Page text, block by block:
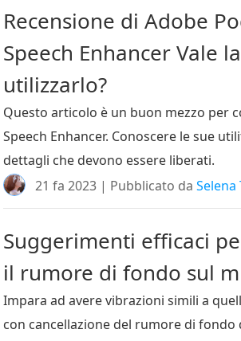
Recensione di Adobe
Speech Enhancer Vale
utilizzarlo?
Questo articolo è un buon mezzo per
Speech Enhancer. Conoscere le sue
dettagli che devono essere liberati.
21 fa 2023 | Pubblicato daSelena
Suggerimenti efficaci
il rumore di fondo sul
Impara ad avere vibrazioni simili a
con cancellazione del rumore di